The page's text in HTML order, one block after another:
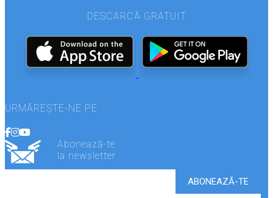
DESCARCĂ GRATUIT
URMĂREȘTE-NE PE
Abonează-te
la newsletter